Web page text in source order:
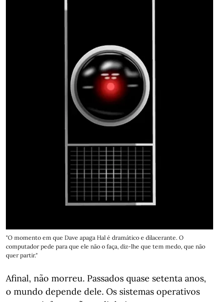
"O momento em que Dave apaga Hal é dramático e dilacerante. O
computador pede para que ele não o faça, diz-lhe que tem medo, que não
quer partir."
Afinal, não morreu. Passados quase setenta anos,
o mundo depende dele. Os sistemas operativos